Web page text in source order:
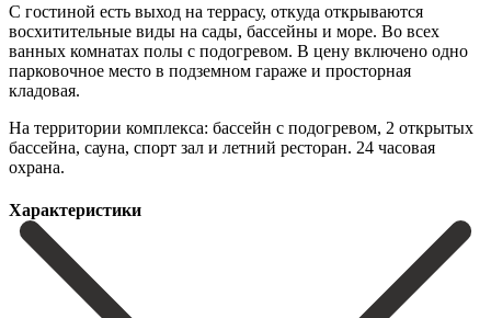
С гостиной есть выход на террасу, откуда открываются
восхитительные виды на сады, бассейны и море. Во всех
ванных комнатах полы с подогревом. ‌В ‌цену ‌включено ‌одно
парковочное ‌место в ‌подземном гараже и просторная
кладовая.
На территории комплекса: бассейн ‌с подогревом, ‌2 открытых
‌бассейна, сауна, спорт ‌зал ‌и ‌летний ‌ресторан. ‌24 ‌часовая
‌охрана.
Характеристики